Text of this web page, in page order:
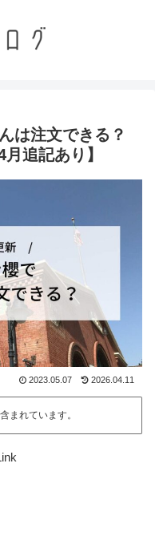
は注文できる？
追記あり】
2023.05.07 2026.04.11
まれています。